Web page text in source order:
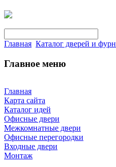
Главная Каталог дверей и
Главное меню
Главная
Карта сайта
Каталог идей
Офисные двери
Межкомнатные двери
Офисные перегородки
Входные двери
Монтаж